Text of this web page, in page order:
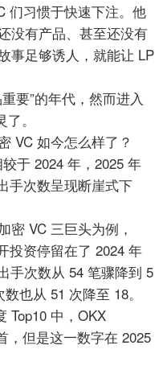
们习惯于快速下注。他
没有产品、甚至还没有
事足够诱人，就能让 LP
要”的年代，然而进入
。
VC 如今怎么样了？
于 2024 年，2025 年
手次数呈现断崖式下
密 VC 三巨头为例，
投资停留在了 2024 年
手次数从 54 笔骤降到 5
也从 51 次降至 18。
Top10 中，OKX
，但是这一数字在 2025